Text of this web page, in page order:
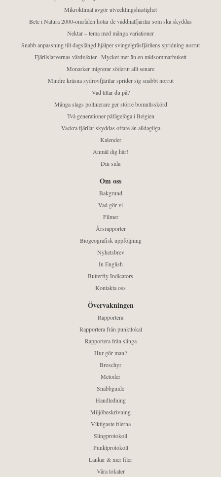
Mikroklimat avgör utvecklingshastighet
Bete i Natura 2000-områden hotar de väddnätfjärilar som ska skyddas
Nektar – tema med många variationer
Snabb anpassning till dagslängd hjälper svingelgräsfjärilens spridning norrut
Fjärilslarvernas värdväxter– Mycket mer än en midsommarbukett
Monarker migrerar söderut allt senare
Mindre kräsna sydrovfjärilar sprider sig snabbt norrut
Vad tittar du på?
Många slags pollinerare ger större bomullsskörd
Två generationer påfågelöga i Belgien
Vackra fjärilar skyddas oftare än alldagliga
Kalender
Anmäl dig här!
Din sida
Om oss
Bakgrund
Vad gör vi
Filmer
Årsrapporter
Biogeografisk uppföljning
Nyhetsbrev
In English
Butterfly Indicators
Kontakta oss
Övervakningen
Rapportera
Rapportera från punktlokal
Rapportera från slinga
Hur gör man?
Broschyr
Metoder
Snabbguide
Handledning
Miljöbeskrivning
Viktigaste filerna
Slingprotokoll
Punktprotokoll
Länkar & mer filer
Våra lokaler